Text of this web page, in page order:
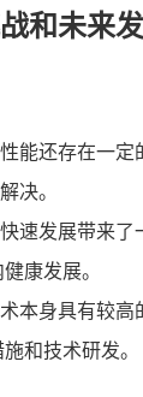
和未来
能还存在一
决。
速发展带来
康发展。
本身具有较
和技术研发。